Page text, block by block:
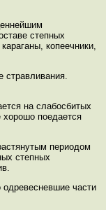
степных
копеечники,
на слабосбитых
хорошо поедается
периодом
степных
одревесневшие части